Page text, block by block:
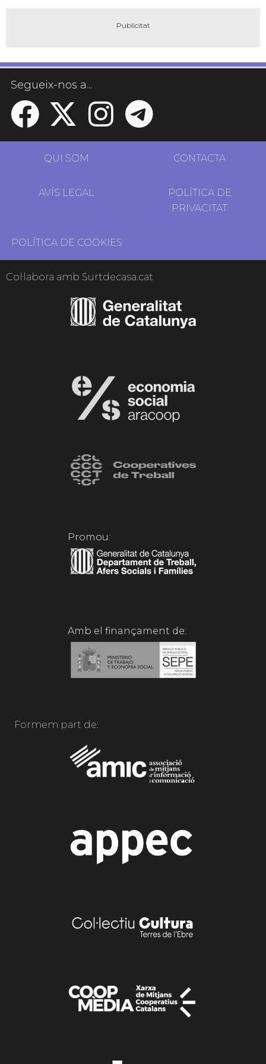
Segueix-nos a...
QUI SOM CONTACTA
AVÍS LEGAL
POLÍTICA DE
PRIVACITAT
POLÍTICA DE COOKIES
Col·labora amb Surtdecasa.cat
Promou:
Amb el finançament de:
Formem part de: